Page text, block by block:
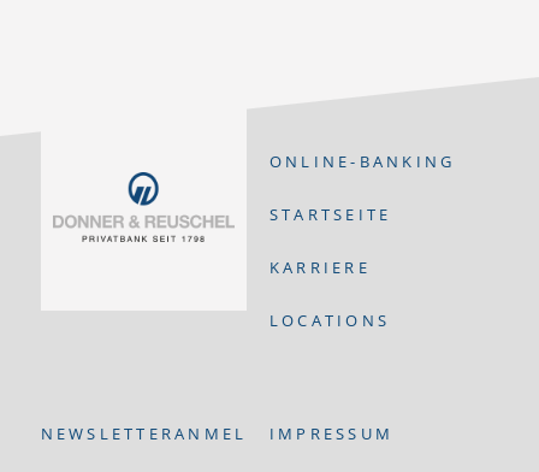
ONLINE-BANKING
STARTSEITE
KARRIERE
LOCATIONS
NEWSLETTERANMELDUNGIMPRESSUM